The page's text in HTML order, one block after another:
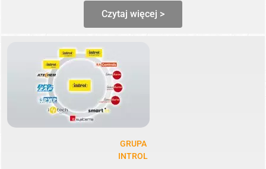
Czytaj więcej >
GRUPA
INTROL